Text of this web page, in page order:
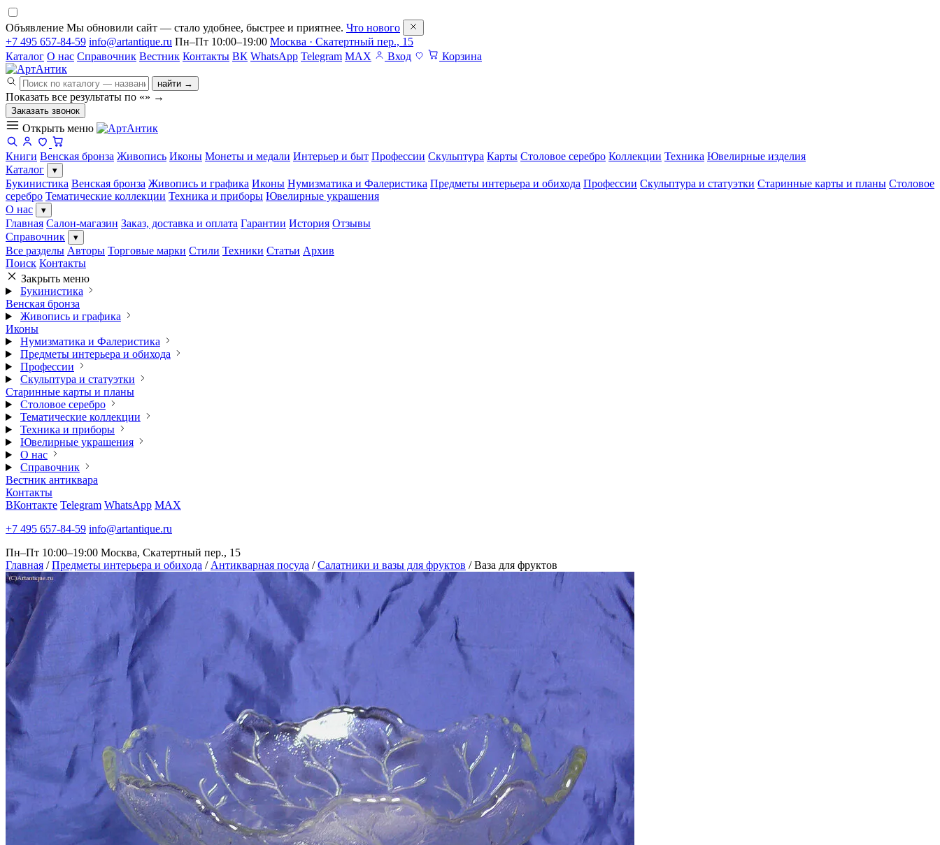
Объявление Мы обновили сайт — стало удобнее, быстрее и приятнее. Что нового
+7 495 657-84-59 info@artantique.ru Пн–Пт 10:00–19:00 Москва · Скатертный пер., 15
Каталог О нас Справочник Вестник Контакты ВК WhatsApp Telegram MAX Вход Корзина
найти →
Показать все результаты по «» →
Заказать звонок
Открыть меню
Книги Венская бронза Живопись Иконы Монеты и медали Интерьер и быт Профессии Скульптура Карты Столовое серебро Коллекции Техника Ювелирные изделия
Каталог
▾
Букинистика Венская бронза Живопись и графика Иконы Нумизматика и Фалеристика Предметы интерьера и обихода Профессии Скульптура и статуэтки Старинные карты и планы Столовое
серебро Тематические коллекции Техника и приборы Ювелирные украшения
О нас
▾
Главная Салон-магазин Заказ, доставка и оплата Гарантии История Отзывы
Справочник
▾
Все разделы Авторы Торговые марки Стили Техники Статьи Архив
Поиск Контакты
Закрыть меню
Букинистика
Венская бронза
Живопись и графика
Иконы
Нумизматика и Фалеристика
Предметы интерьера и обихода
Профессии
Скульптура и статуэтки
Старинные карты и планы
Столовое серебро
Тематические коллекции
Техника и приборы
Ювелирные украшения
О нас
Справочник
Вестник антиквара
Контакты
ВКонтакте Telegram WhatsApp MAX
+7 495 657-84-59 info@artantique.ru
Пн–Пт 10:00–19:00 Москва, Скатертный пер., 15
Главная / Предметы интерьера и обихода / Антикварная посуда / Салатники и вазы для фруктов / Ваза для фруктов